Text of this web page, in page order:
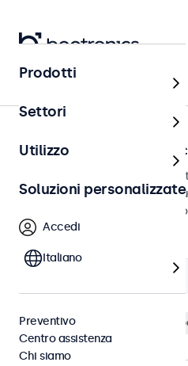
Home
Touchscreen da 22
Touchscreen da 22 pollici
uso continuo. Questi monitor
facili da integrare in qualsiasi
con i sistemi operativi Windows,
BNC (CVBS) Touchscreen 22
Prodotti
Settori
Utilizzo
Soluzioni personalizzate
Accedi
Italiano
Preventivo
Centro assistenza
Chi siamo